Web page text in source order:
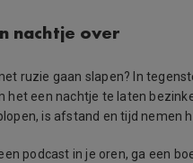
nachtje over
ruzie gaan slapen? In
het een nachtje te laten
is afstand en tijd nemen
podcast in je oren, ga een